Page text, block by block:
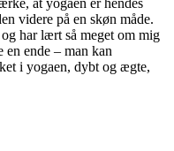
videre på en skøn måde.
har lært så meget om mig
en ende – man kan
i yogaen, dybt og ægte,